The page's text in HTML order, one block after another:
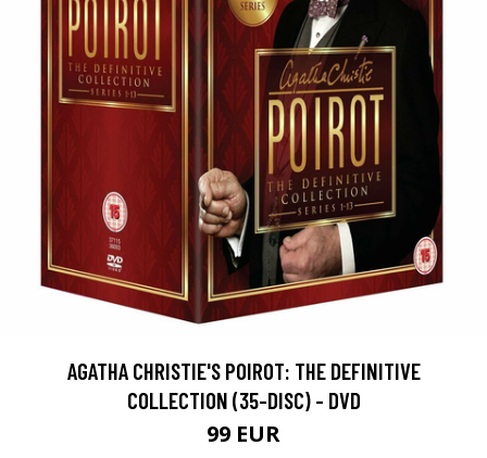
AGATHA CHRISTIE'S POIROT: THE DEFINITIVE
COLLECTION (35-DISC) - DVD
99 EUR